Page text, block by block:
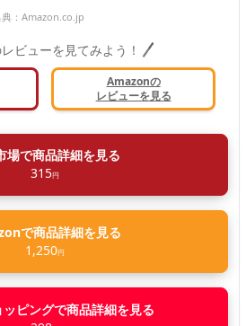
： Amazon.co.jp
ビューを見てみよう！
Amazonの
レビューを見る
場で商品詳細を見る
315円
で商品詳細を見る
1,250円
ピングで商品詳細を見る